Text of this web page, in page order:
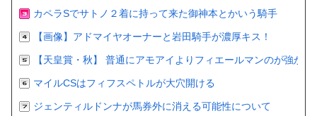
カペラSでサトノ２着に持って来た御神本とかいう騎手
【画像】アドマイヤオーナーと岩田騎手が濃厚キス！
【天皇賞・秋】 普通にアモアイよりフィエールマンのが強かっ
マイルCSはフィフスペトルが大穴開ける
ジェンティルドンナが馬券外に消える可能性について